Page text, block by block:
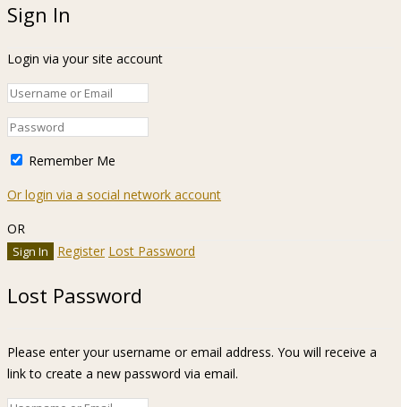
Sign In
Login via your site account
Remember Me
Or login via a social network account
OR
Register Lost Password
Lost Password
Please enter your username or email address. You will receive a
link to create a new password via email.